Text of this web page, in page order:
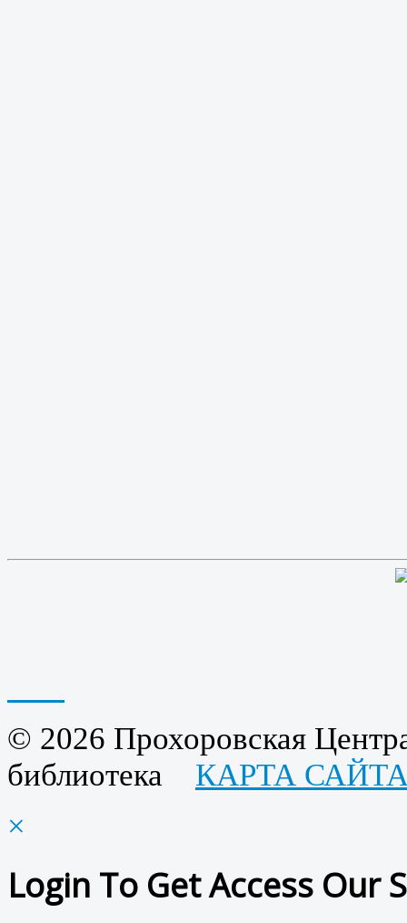
© 2026 Прохоровская
библиотека КАРТА
×
Login To Get Access Our